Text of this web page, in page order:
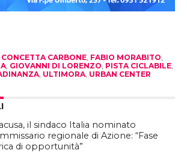
CONCETTA CARBONE, FABIO MORABITO,
, GIOVANNI DI LORENZO, PISTA CICLABILE,
, ULTIMORA, URBAN CENTER
il sindaco Italia nominato
regionale di Azione: “Fase
di opportunità”